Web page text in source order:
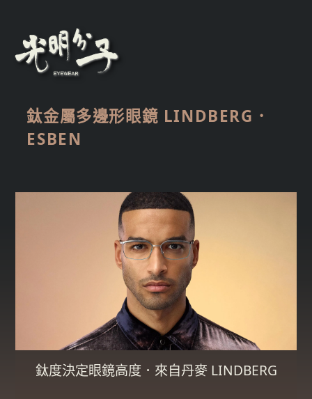
鈦金屬多邊形眼鏡 LINDBERG．
ESBEN
鈦度決定眼鏡高度．來自丹麥 LINDBERG